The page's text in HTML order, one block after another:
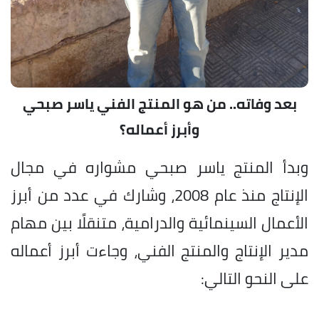
بعد وفاته.. من هو المنتج الفني ياسر صبحي
وأبرز أعماله؟
وبدأ المنتج ياسر صبحي مشواره في مجال
الإنتاج منذ عام 2008، وشارك في عدد من أبرز
الأعمال السينمائية والدرامية، متنقلًا بين مهام
مدير الإنتاج والمنتج الفني، وجاءت أبرز أعماله
على النحو التالي: